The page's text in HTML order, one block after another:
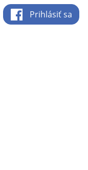
Prihlásiť sa